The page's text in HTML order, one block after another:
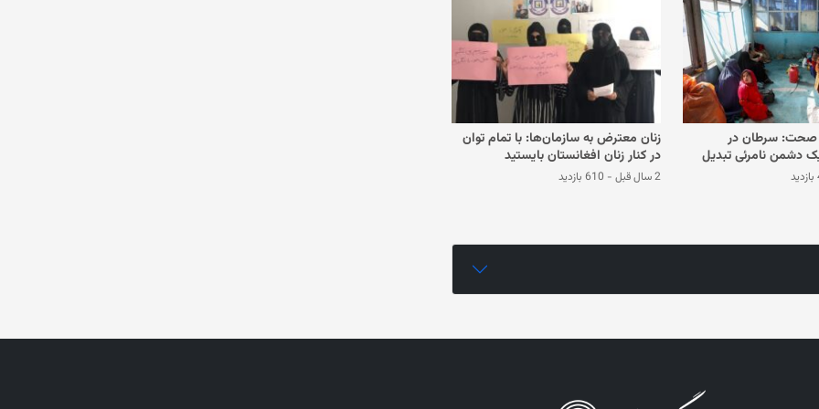
صحت: سرطان در
دشمن نامرئی تبدیل
زنان معترض به سازمان‌ها: با تمام توان
در کنار زنان افغانستان بایستید
2 سال قبل - 610 بازدید